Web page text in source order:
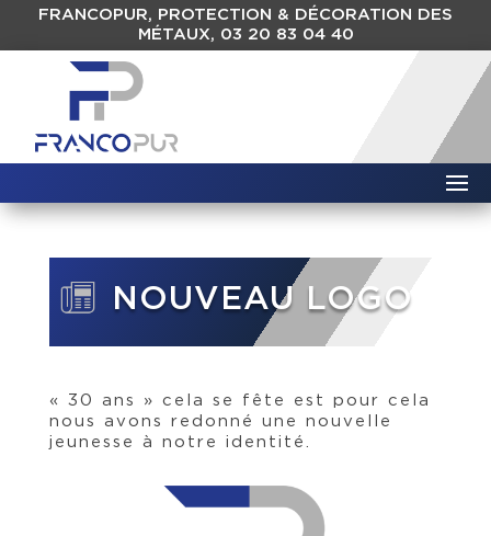
FRANCOPUR, PROTECTION & DÉCORATION DES
MÉTAUX, 03 20 83 04 40
NOUVEAU LOGO
« 30 ans » cela se fête est pour cela
nous avons redonné une nouvelle
jeunesse à notre identité.